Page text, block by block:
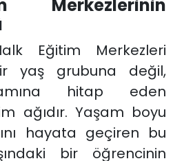
Merkezlerinin
Eğitim Merkezleri
yaş grubuna değil,
hitap eden
ağıdır. Yaşam boyu
hayata geçiren bu
bir öğrencinin